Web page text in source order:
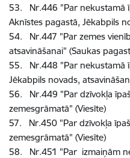
53. Nr.446 "Par nekustamā
Aknīstes pagastā, Jēkabpils
54. Nr.447 "Par zemes
atsavināšanai" (Saukas
55. Nr.448 "Par nekustamā
Jēkabpils novads,
56. Nr.449 "Par dzīvokļa
zemesgrāmatā" (Viesīte)
57. Nr.450 "Par dzīvokļa
zemesgrāmatā" (Viesīte)
58. Nr.451 "Par izmaiņām